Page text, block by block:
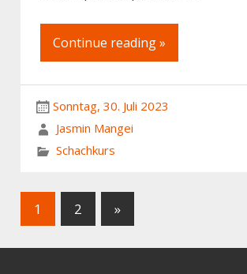
Continue reading »
Sonntag, 30. Juli 2023
Jasmin Mangei
Schachkurs
1 2 »